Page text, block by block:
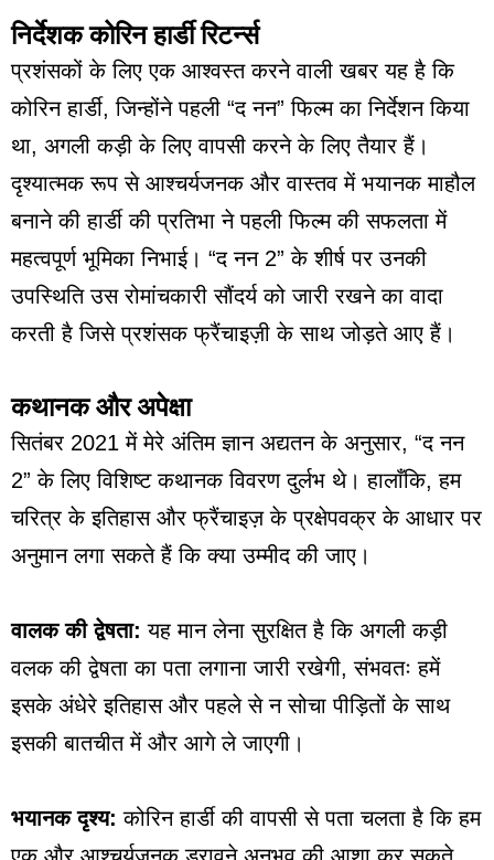
निर्देशक कोरिन हार्डी रिटर्न्स
प्रशंसकों के लिए एक आश्वस्त करने वाली खबर यह है कि
कोरिन हार्डी, जिन्होंने पहली “द नन” फिल्म का निर्देशन किया
था, अगली कड़ी के लिए वापसी करने के लिए तैयार हैं।
दृश्यात्मक रूप से आश्चर्यजनक और वास्तव में भयानक माहौल
बनाने की हार्डी की प्रतिभा ने पहली फिल्म की सफलता में
महत्वपूर्ण भूमिका निभाई। “द नन 2” के शीर्ष पर उनकी
उपस्थिति उस रोमांचकारी सौंदर्य को जारी रखने का वादा
करती है जिसे प्रशंसक फ्रैंचाइज़ी के साथ जोड़ते आए हैं।
कथानक और अपेक्षा
सितंबर 2021 में मेरे अंतिम ज्ञान अद्यतन के अनुसार, “द नन
2” के लिए विशिष्ट कथानक विवरण दुर्लभ थे। हालाँकि, हम
चरित्र के इतिहास और फ्रैंचाइज़ के प्रक्षेपवक्र के आधार पर
अनुमान लगा सकते हैं कि क्या उम्मीद की जाए।
वालक की द्वेषता: यह मान लेना सुरक्षित है कि अगली कड़ी
वलक की द्वेषता का पता लगाना जारी रखेगी, संभवतः हमें
इसके अंधेरे इतिहास और पहले से न सोचा पीड़ितों के साथ
इसकी बातचीत में और आगे ले जाएगी।
भयानक दृश्य: कोरिन हार्डी की वापसी से पता चलता है कि हम
एक और आश्चर्यजनक डरावने अनुभव की आशा कर सकते